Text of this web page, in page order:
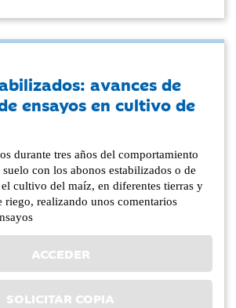
avances de
ensayos en cultivo de
durante tres años del comportamiento
con los abonos estabilizados o de
cultivo del maíz, en diferentes tierras y
realizando unos comentarios
ACCEDER
SOLICITAR COPIA